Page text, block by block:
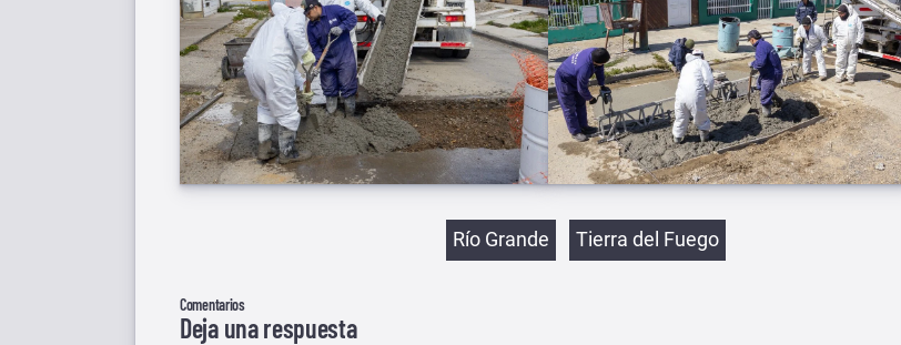
Etiquetas
Río Grande Tierra del Fuego
Comentarios
Deja una respuesta